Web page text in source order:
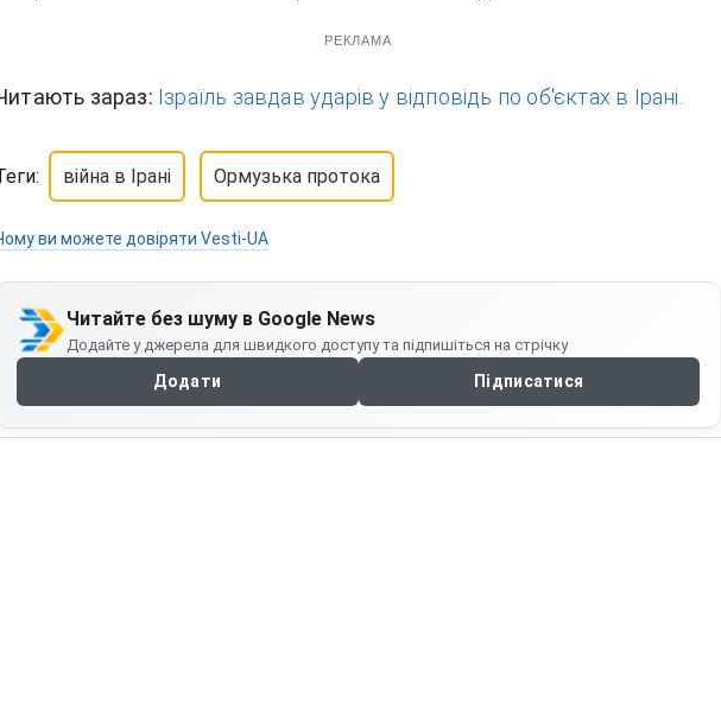
РЕКЛАМА
зараз: Ізраїль завдав ударів у відповідь по об'єктах в Ірані.
війна в Ірані Ормузька протока
ви можете довіряти Vesti-UA
Читайте без шуму в Google News
Додайте у джерела для швидкого доступу та підпишіться на стрічку
Додати Підписатися